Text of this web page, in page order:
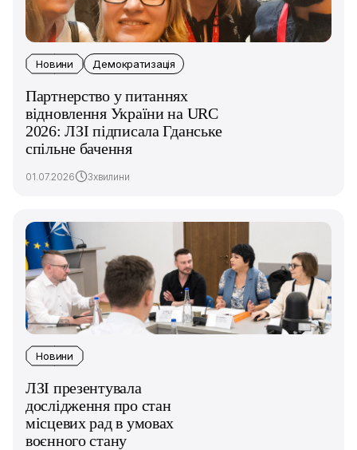
Новини Демократизація
Партнерство у питаннях
відновлення України на URC
2026: ЛЗІ підписала Гданське
спільне бачення
01.07.2026 3хвилини
Новини
ЛЗІ презентувала
дослідження про стан
місцевих рад в умовах
воєнного стану